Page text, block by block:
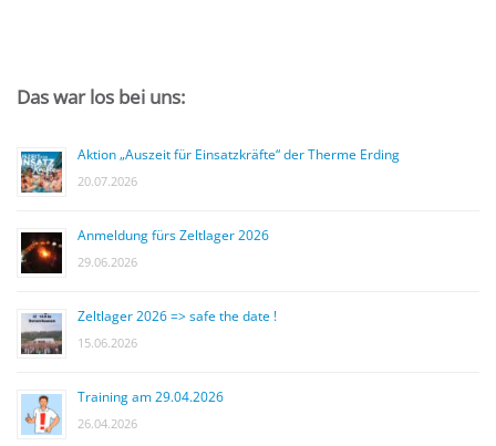
Das war los bei uns:
Aktion „Auszeit für Einsatzkräfte“ der Therme Erding
20.07.2026
Anmeldung fürs Zeltlager 2026
29.06.2026
Zeltlager 2026 => safe the date !
15.06.2026
Training am 29.04.2026
26.04.2026